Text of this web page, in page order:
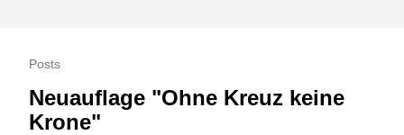
Posts
Neuauflage "Ohne Kreuz keine
Krone"